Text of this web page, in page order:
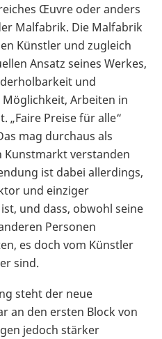
Œuvre oder anders
Malfabrik. Die Malfabrik
Künstler und zugleich
Ansatz seines Werkes,
und
Arbeiten in
„Faire Preise für alle“
mag durchaus als
Kunstmarkt verstanden
ist dabei allerdings,
und einziger
und dass, obwohl seine
Personen
es doch vom Künstler
sind.
steht der neue
an den ersten Block von
jedoch stärker